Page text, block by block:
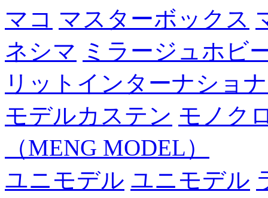
マコ マスターボックス
ネシマ ミラージュホビ
リットインターナショ
モデルカステン モノク
（MENG MODEL）
ユニモデル ユニモデル